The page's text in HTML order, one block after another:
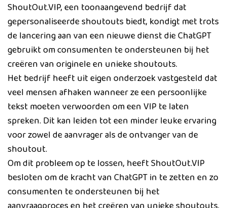
ShoutOut.VIP, een toonaangevend bedrijf dat
gepersonaliseerde shoutouts biedt, kondigt met trots
de lancering aan van een nieuwe dienst die ChatGPT
gebruikt om consumenten te ondersteunen bij het
creëren van originele en unieke shoutouts.
Het bedrijf heeft uit eigen onderzoek vastgesteld dat
veel mensen afhaken wanneer ze een persoonlijke
tekst moeten verwoorden om een VIP te laten
spreken. Dit kan leiden tot een minder leuke ervaring
voor zowel de aanvrager als de ontvanger van de
shoutout.
Om dit probleem op te lossen, heeft ShoutOut.VIP
besloten om de kracht van ChatGPT in te zetten en zo
consumenten te ondersteunen bij het